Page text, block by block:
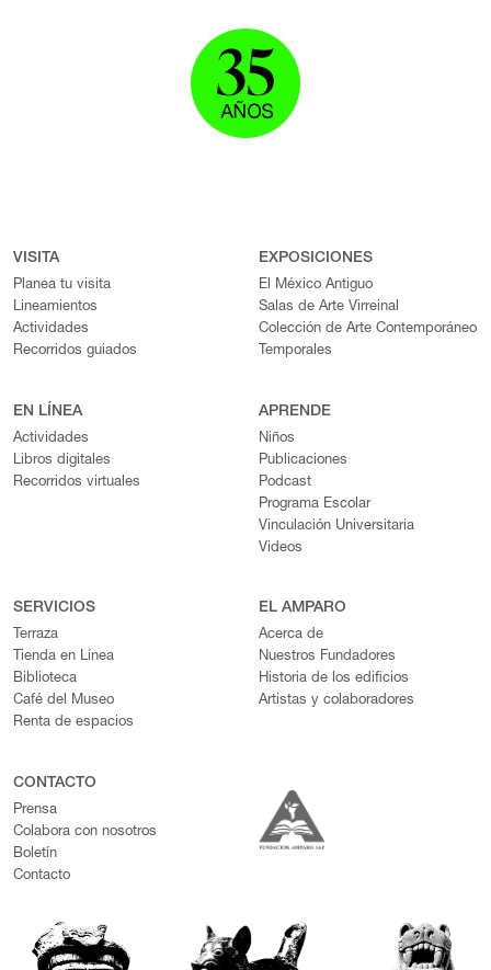
VISITA
Planea tu visita
Lineamientos
Actividades
Recorridos guiados
EXPOSICIONES
El México Antiguo
Salas de Arte Virreinal
Colección de Arte Contemporáneo
Temporales
EN LÍNEA
Actividades
Libros digitales
Recorridos virtuales
APRENDE
Niños
Publicaciones
Podcast
Programa Escolar
Vinculación Universitaria
Videos
SERVICIOS
Terraza
Tienda en Línea
Biblioteca
Café del Museo
Renta de espacios
EL AMPARO
Acerca de
Nuestros Fundadores
Historia de los edificios
Artistas y colaboradores
CONTACTO
Prensa
Colabora con nosotros
Boletín
Contacto